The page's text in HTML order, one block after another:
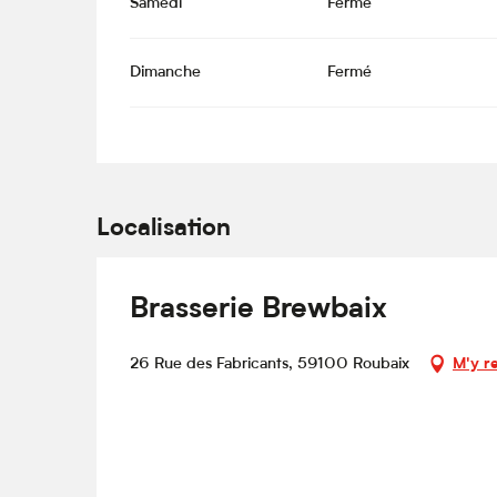
Samedi Fermé
Dimanche Fermé
Localisation
Brasserie Brewbaix
26 Rue des Fabricants, 59100 Roubaix M'y